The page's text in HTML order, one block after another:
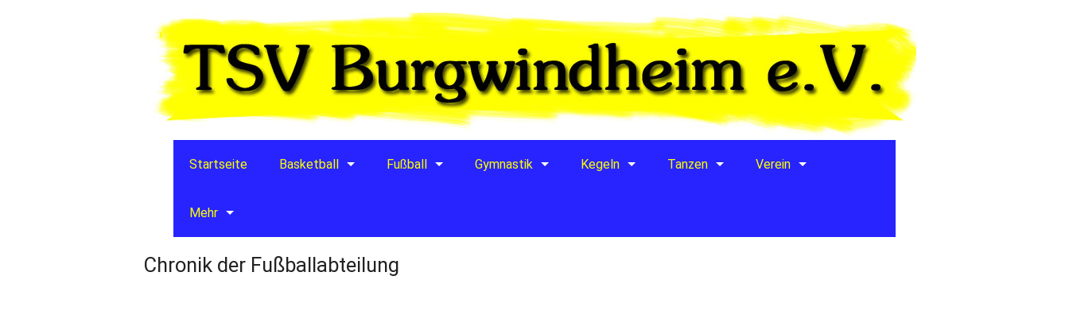
Startseite Basketball Fußball Gymnastik Kegeln Tanzen Verein
Mehr
Chronik der Fußballabteilung